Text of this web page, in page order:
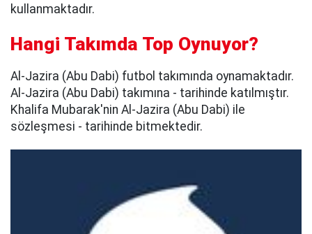
kullanmaktadır.
Hangi Takımda Top Oynuyor?
Al-Jazira (Abu Dabi) futbol takımında oynamaktadır.
Al-Jazira (Abu Dabi) takımına - tarihinde katılmıştır.
Khalifa Mubarak'nin Al-Jazira (Abu Dabi) ile
sözleşmesi - tarihinde bitmektedir.